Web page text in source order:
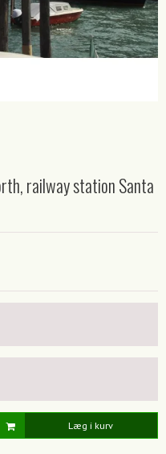
railway station Santa
Læg i kurv